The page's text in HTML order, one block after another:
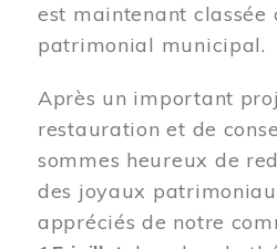
est maintenant classée
patrimonial municipal.
Après un important
restauration et de
sommes heureux de
des joyaux
appréciés de notre